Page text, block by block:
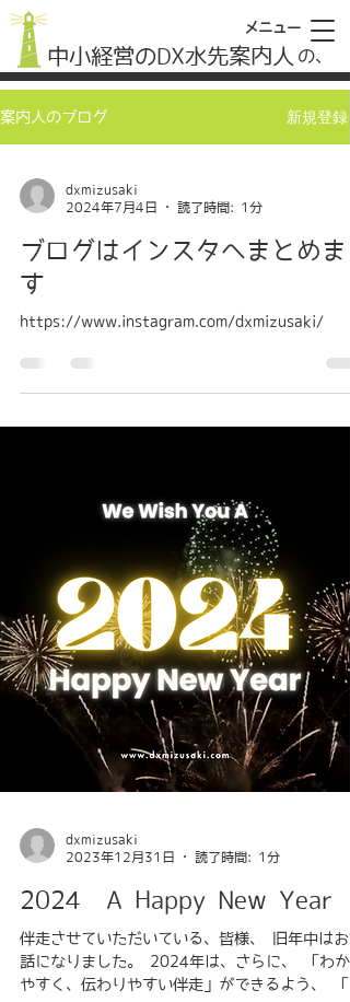
中小経営のDX水先案内人 ​の、
メニュー
案内人のブログ 新規登録
dxmizusaki
2024年7月4日
読了時間: 1分
ブログはインスタへまとめま
す
https://www.instagram.com/dxmizusaki/
dxmizusaki
2023年12月31日
読了時間: 1分
2024 A Happy New Year
伴走させていただいている、皆様、 旧年中はお
話になりました。 2024年は、さらに、 「わか
やすく、伝わりやすい伴走」ができるよう、 「